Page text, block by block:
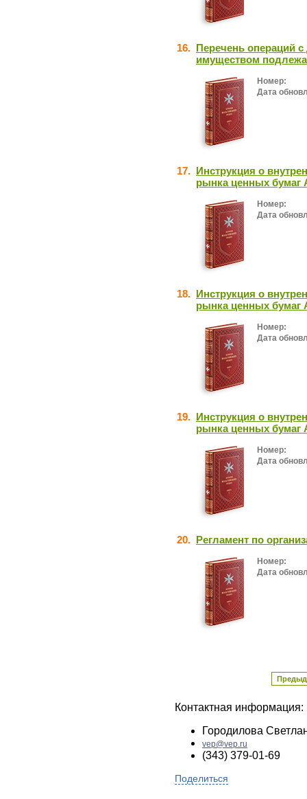
16. Перечень операций
имуществом
Номер:
Дата
17. Инструкция о
рынка ценных
Номер:
Дата
18. Инструкция о
рынка ценных
Номер:
Дата
19. Инструкция о
рынка ценных
Номер:
Дата
20. Регламент по
Номер:
Дата
Контактная информация:
Городилова
vep@vep.ru
(343) 379-01-69
Поделиться